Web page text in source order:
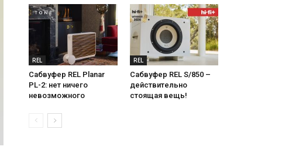
REL
Сабвуфер REL Planar
PL-2: нет ничего
невозможного
REL
Сабвуфер REL S/850 –
действительно
стоящая вещь!